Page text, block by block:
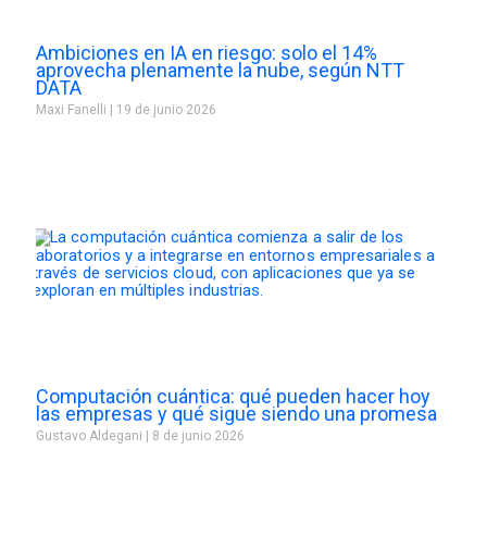
Ambiciones en IA en riesgo: solo el 14%
aprovecha plenamente la nube, según NTT
DATA
Maxi Fanelli 19 de junio 2026
Computación cuántica: qué pueden hacer hoy
las empresas y qué sigue siendo una promesa
Gustavo Aldegani 8 de junio 2026